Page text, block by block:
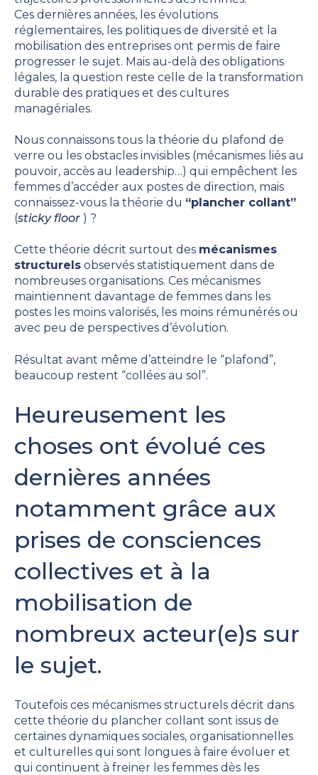
Ces dernières années, les évolutions
réglementaires, les politiques de diversité et la
mobilisation des entreprises ont permis de faire
progresser le sujet. Mais au-delà des obligations
légales, la question reste celle de la transformation
durable des pratiques et des cultures
managériales.
Nous connaissons tous la théorie du plafond de
verre ou les obstacles invisibles (mécanismes liés au
pouvoir, accès au leadership…) qui empêchent les
femmes d’accéder aux postes de direction, mais
connaissez-vous la théorie du “plancher collant”
(sticky floor ) ?
Cette théorie décrit surtout des mécanismes
structurels observés statistiquement dans de
nombreuses organisations. Ces mécanismes
maintiennent davantage de femmes dans les
postes les moins valorisés, les moins rémunérés ou
avec peu de perspectives d’évolution.
Résultat avant même d’atteindre le “plafond”,
beaucoup restent “collées au sol”.
Heureusement les
choses ont évolué ces
dernières années
notamment grâce aux
prises de consciences
collectives et à la
mobilisation de
nombreux acteur(e)s sur
le sujet.
Toutefois ces mécanismes structurels décrit dans
cette théorie du plancher collant sont issus de
certaines dynamiques sociales, organisationnelles
et culturelles qui sont longues à faire évoluer et
qui continuent à freiner les femmes dès les